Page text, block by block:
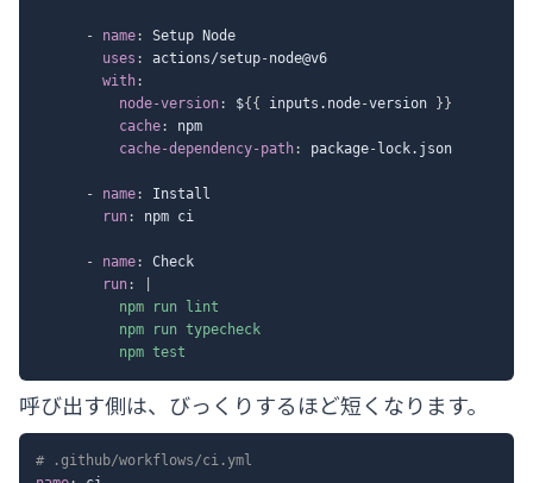
- name:
Setup Node
uses : actions/setup-node@v6
with:
node-version: ${ { inputs.node-version } }
cache:
npm
cache-dependency-path: package- lock.json
- name:
Install
run: npm ci
- name:
Check
run:
          npm run lint
          npm run typecheck
          npm test
呼び出す側は、びっくりするほど短くなります。
# .github/workflows/ci.yml